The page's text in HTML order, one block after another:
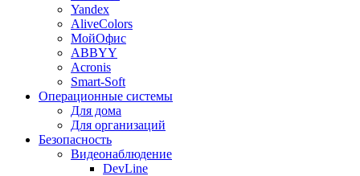
Yandex
AliveColors
МойОфис
ABBYY
Acronis
Smart-Soft
Операционные системы
Для дома
Для организаций
Безопасность
Видеонаблюдение
DevLine